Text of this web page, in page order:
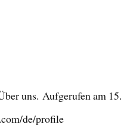
uns. Aufgerufen am 15.
de/profile